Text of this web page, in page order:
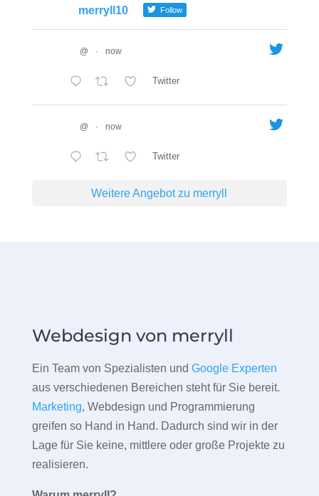
merryll10 Follow
@ · now
Twitter
@ · now
Twitter
Weitere Angebot zu merryll
Webdesign von merryll
Ein Team von Spezialisten und Google Experten
aus verschiedenen Bereichen steht für Sie bereit.
Marketing, Webdesign und Programmierung
greifen so Hand in Hand. Dadurch sind wir in der
Lage für Sie keine, mittlere oder große Projekte zu
realisieren.